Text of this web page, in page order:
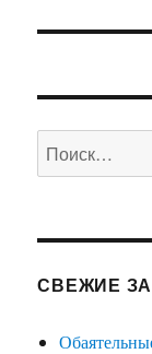
Искать:
СВЕЖИЕ